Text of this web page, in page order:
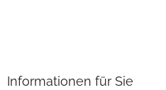
Informationen für Sie